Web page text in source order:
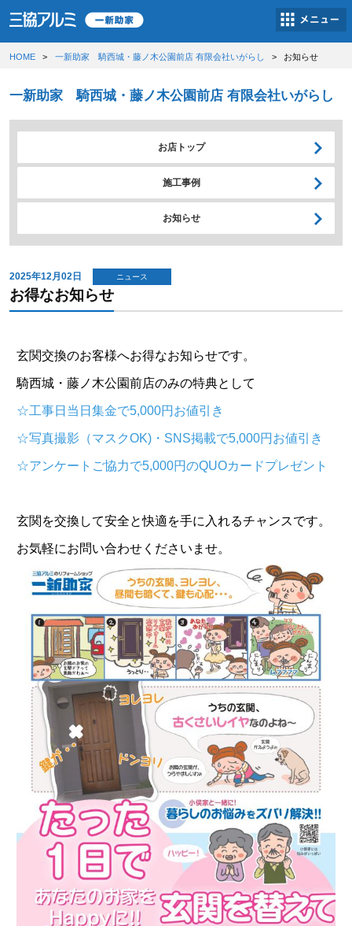
HOME 一新助家 騎西城・藤ノ木公園前店 有限会社いがらし お知らせ
一新助家 騎西城・藤ノ木公園前店 有限会社いがらし
お店トップ
施工事例
お知らせ
2025年12月02日 ニュース
お得なお知らせ